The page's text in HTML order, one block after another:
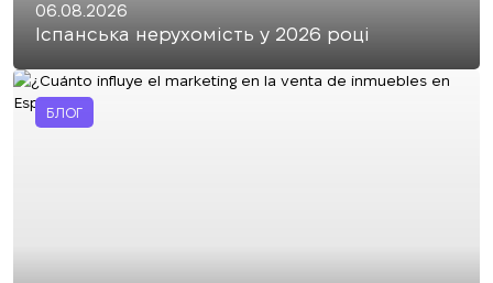
06.08.2026
Іспанська нерухомість у 2026 році
БЛОГ